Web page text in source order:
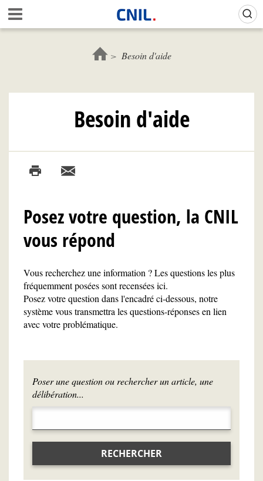
Aller
au
contenu
c
l
C
N
L
Besoin d'aide
Besoin d'aide
Posez votre question, la CNIL
vous répond
Vous recherchez une information ? Les questions les plus
fréquemment posées sont recensées ici.
Posez votre question dans l'encadré ci-dessous, notre
système vous transmettra les questions-réponses en lien
avec votre problématique.
Poser une question ou rechercher un article, une
délibération...
RECHERCHER
Gestion de vos préférences sur les cookies (témoins de connexion)